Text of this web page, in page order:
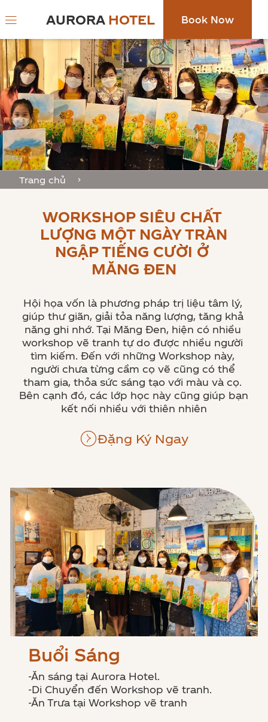
AURORA HOTEL Book Now
Trang chủ
WORKSHOP SIÊU CHẤT
LƯỢNG MỘT NGÀY TRÀN
NGẬP TIẾNG CƯỜI Ở
MĂNG ĐEN
Hội họa vốn là phương pháp trị liệu tâm lý,
giúp thư giãn, giải tỏa năng lượng, tăng khả
năng ghi nhớ. Tại Măng Đen, hiện có nhiều
workshop vẽ tranh tự do được nhiều người
tìm kiếm. Đến với những Workshop này,
người chưa từng cầm cọ vẽ cũng có thể
tham gia, thỏa sức sáng tạo với màu và cọ.
Bên cạnh đó, các lớp học này cũng giúp bạn
kết nối nhiều với thiên nhiên
Đặng Ký Ngay
Buổi Sáng
-Ăn sáng tại Aurora Hotel.
-Di Chuyển đến Workshop vẽ tranh.
-Ăn Trưa tại Workshop vẽ tranh